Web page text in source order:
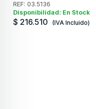
REF: 03.5136
Disponibilidad: En Stock
$ 216.510 (IVA Incluido)